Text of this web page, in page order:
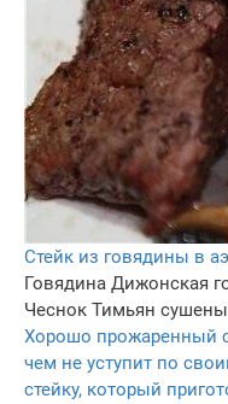
Стейк из говядины в
Говядина Дижонская
Чеснок Тимьян
Хорошо прожаренный
чем не уступит по
стейку, который